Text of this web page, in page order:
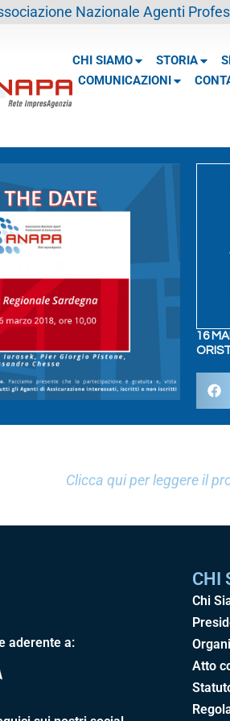
Nazionale Agenti
CHI SIAMO STORIA
COMUNICAZIONI
16
Clicca qui per leggere il
aderente a:
CHI
Chi
Atto